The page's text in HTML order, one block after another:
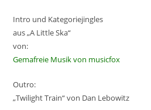
Intro und Kategoriejingles
aus „A Little Ska“
von:
Gemafreie Musik von musicfox
Outro:
„Twilight Train“ von Dan Lebowitz